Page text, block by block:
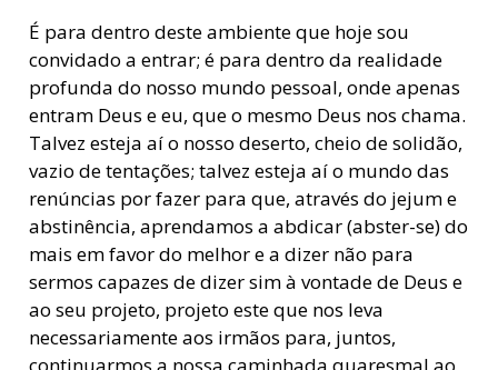
É para dentro deste ambiente que hoje sou
convidado a entrar; é para dentro da realidade
profunda do nosso mundo pessoal, onde apenas
entram Deus e eu, que o mesmo Deus nos chama.
Talvez esteja aí o nosso deserto, cheio de solidão,
vazio de tentações; talvez esteja aí o mundo das
renúncias por fazer para que, através do jejum e
abstinência, aprendamos a abdicar (abster-se) do
mais em favor do melhor e a dizer não para
sermos capazes de dizer sim à vontade de Deus e
ao seu projeto, projeto este que nos leva
necessariamente aos irmãos para, juntos,